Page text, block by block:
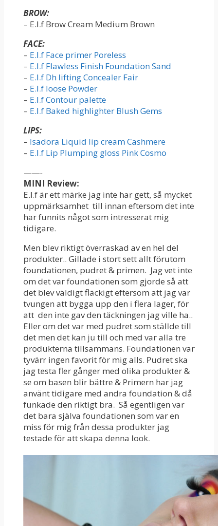
BROW:
– E.l.f Brow Cream Medium Brown
FACE:
– E.l.f Face primer Poreless
– E.l.f Flawless Finish Foundation Sand
– E.l.f Dh lifting Concealer Fair
– E.l.f loose Powder
– E.l.f Contour palette
– E.l.f Baked highlighter Blush Gems
LIPS:
– Isadora Liquid lip cream Cashmere
– E.l.f Lip Plumping gloss Pink Cosmo
——-
MINI Review:
E.l.f är ett märke jag inte har gett, så mycket
uppmärksamhet till innan eftersom det inte
har funnits något som intresserat mig
tidigare.
Men blev riktigt överraskad av en hel del
produkter.. Gillade i stort sett allt förutom
foundationen, pudret & primen. Jag vet inte
om det var foundationen som gjorde så att
det blev väldigt fläckigt eftersom att jag var
tvungen att bygga upp den i flera lager, för
att den inte gav den täckningen jag ville ha..
Eller om det var med pudret som ställde till
det men det kan ju till och med var alla tre
produkterna tillsammans. Foundationen var
tyvärr ingen favorit för mig alls. Pudret ska
jag testa fler gånger med olika produkter &
se om basen blir bättre & Primern har jag
använt tidigare med andra foundation & då
funkade den riktigt bra. Så egentligen var
det bara själva foundationen som var en
miss för mig från dessa produkter jag
testade för att skapa denna look.